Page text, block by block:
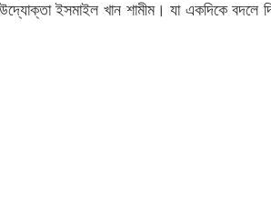
ইসমাইল খান শামীম। যা একদিকে বদলে